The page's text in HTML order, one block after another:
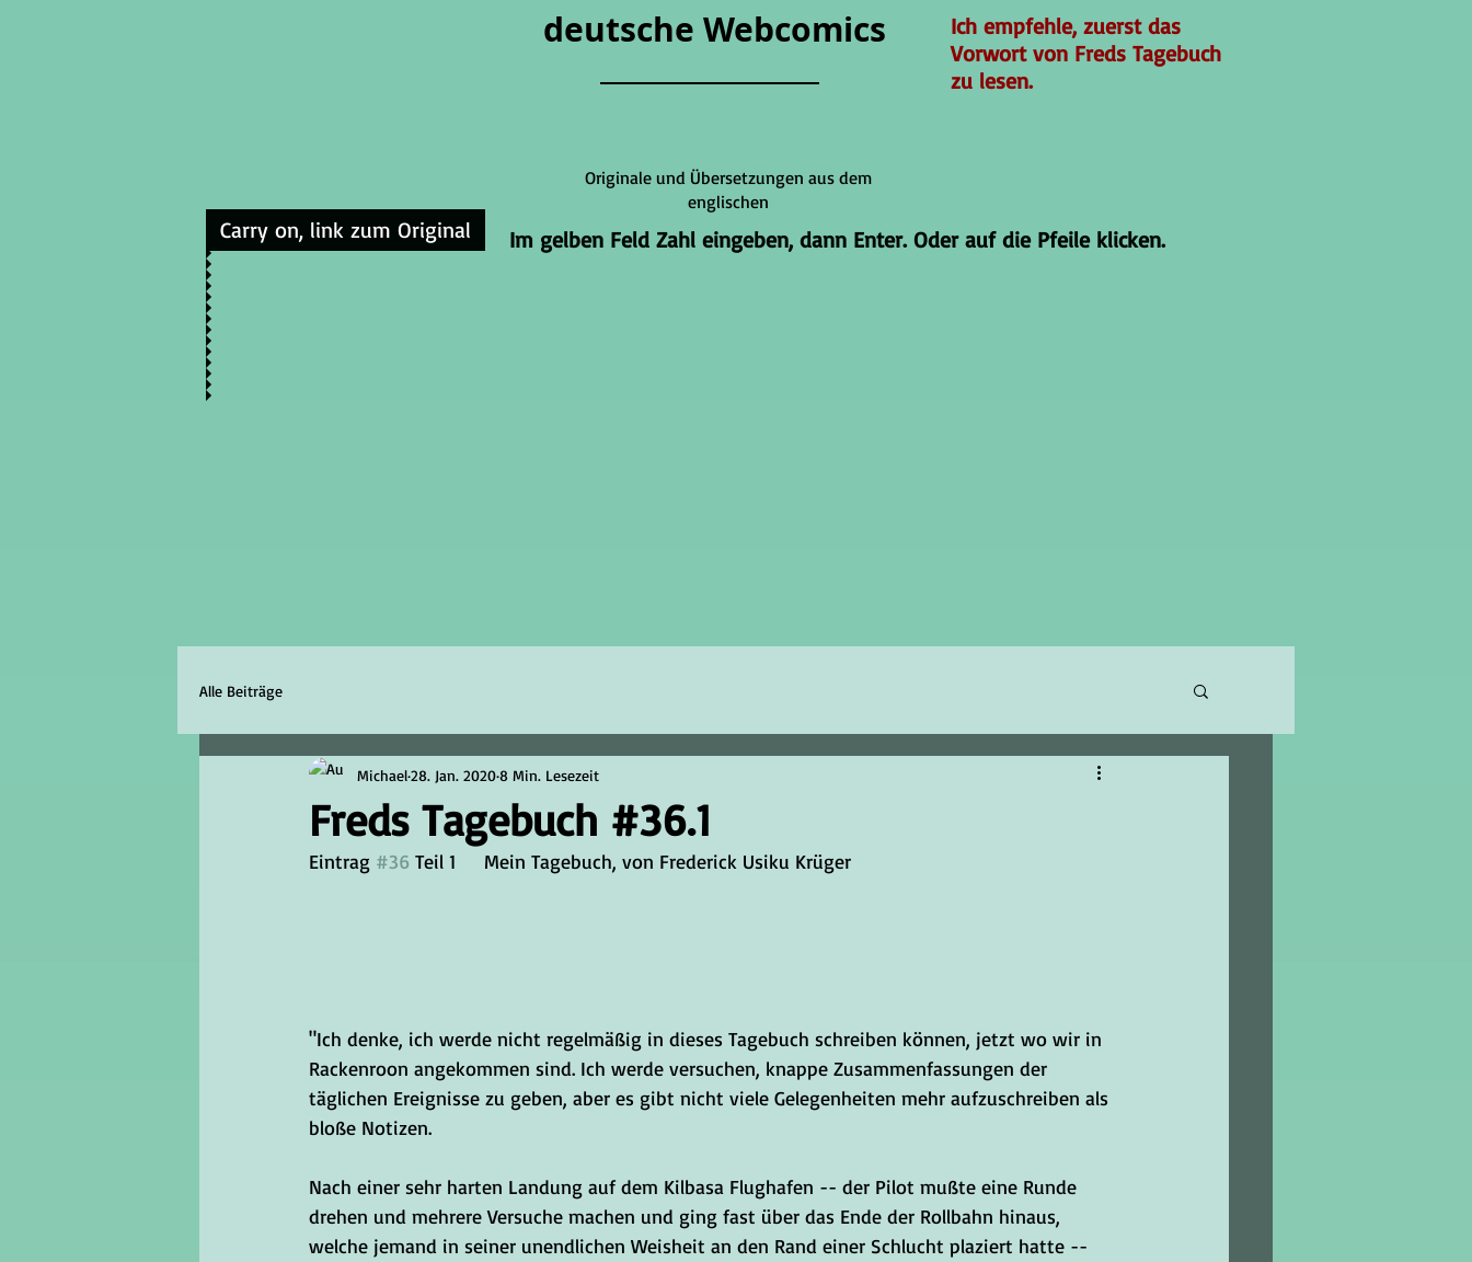
deutsche Webcomics
Ich empfehle, zuerst das
Vorwort von Freds Tagebuch
zu lesen.
Carry on, link zum Original
Originale und Übersetzungen aus dem
englischen
Im gelben Feld Zahl eingeben, dann Enter. Oder auf die Pfeile klicken.
Alle Beiträge
Freds Tagebuch #36.1
Michael28. Jan. 20208 Min. Lesezeit
Eintrag #36 Teil 1	Mein Tagebuch, von Frederick Usiku Krüger
"Ich denke, ich werde nicht regelmäßig in dieses Tagebuch schreiben können, jetzt wo wir in
Rackenroon angekommen sind. Ich werde versuchen, knappe Zusammenfassungen der
täglichen Ereignisse zu geben, aber es gibt nicht viele Gelegenheiten mehr aufzuschreiben als
bloße Notizen.
Nach einer sehr harten Landung auf dem Kilbasa Flughafen -- der Pilot mußte eine Runde
drehen und mehrere Versuche machen und ging fast über das Ende der Rollbahn hinaus,
welche jemand in seiner unendlichen Weisheit an den Rand einer Schlucht plaziert hatte --